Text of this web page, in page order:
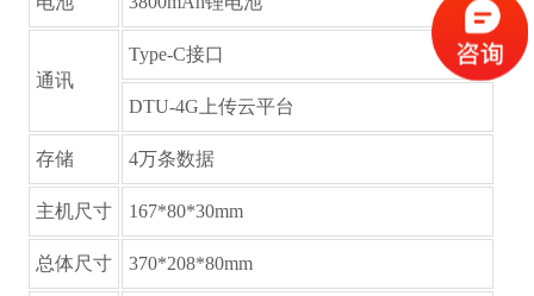
通讯
Type-C接口
DTU-4G上传云平台
存储 4万条数据
主机尺寸 167*80*30mm
总体尺寸 370*208*80mm